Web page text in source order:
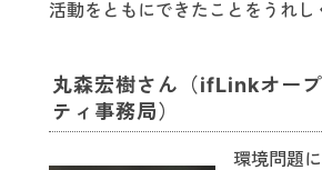
活動をともにできたことをうれし
丸森宏樹さん（ifLinkオー
ティ事務局）
環境問題